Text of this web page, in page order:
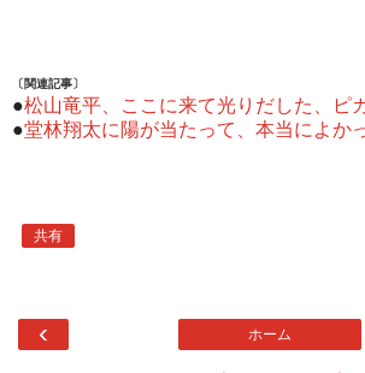
〔関連記事〕
●松山竜平、ここに来て光りだした、ピ
●堂林翔太に陽が当たって、本当によか
共有
‹ ホーム